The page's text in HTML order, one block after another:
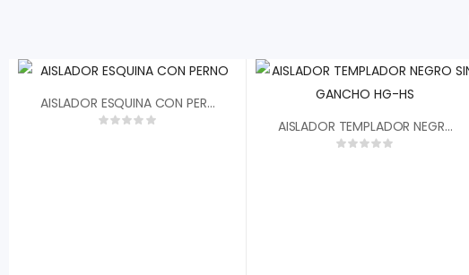
AISLADOR ESQUINA CON PERNO
AISLADOR TEMPLADOR NEGRO SIN GANCHO HG-HS